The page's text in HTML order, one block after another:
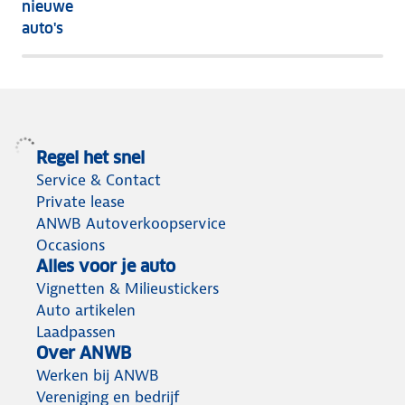
nog
nieuwe
auto's
Regel het snel
Service & Contact
Private lease
ANWB Autoverkoopservice
Occasions
Alles voor je auto
Vignetten & Milieustickers
Auto artikelen
Laadpassen
Over ANWB
Werken bij ANWB
Vereniging en bedrijf